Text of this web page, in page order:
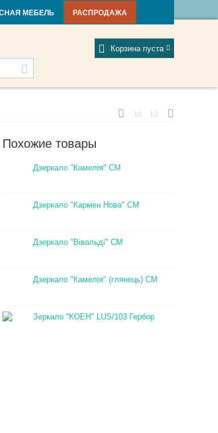
Мой профиль
Отзывы
Корзина пуста
МЕБЕЛЬ РАСПРОДАЖА
10 12
Похожие товары
Дзеркало "Камелія" СМ
Дзеркало "Кармен Нова" СМ
Дзеркало "Вівальді" СМ
Дзеркало "Камелія" (глянець) СМ
Зеркало "КОЕН" LUS/103 Гербор